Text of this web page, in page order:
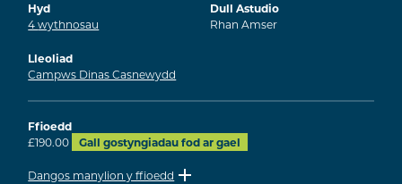
Hyd
4wythnosau
Dull Astudio
Rhan Amser
Lleoliad
Campws Dinas Casnewydd
Ffioedd
£190.00
Gall gostyngiadau fod ar gael
Dangos manylion y ffioedd